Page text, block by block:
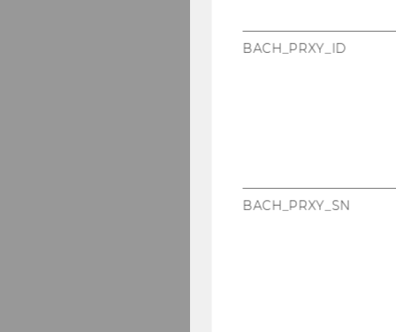
BACH_PRXY_ID
BACH_PRXY_SN